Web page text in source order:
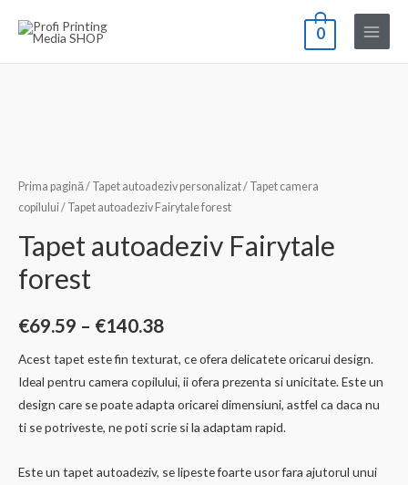
0
Main
Prima pagină/ Tapet autoadeziv personalizat/ Tapet camera
copilului/ Tapet autoadeziv Fairytale forest
Tapet autoadeziv Fairytale
forest
€69.59 – €140.38Interval
de
prețuri:
€69.59
până
Acest tapet este fin texturat, ce ofera delicatete oricarui design.
Ideal pentru camera copilului, ii ofera prezenta si unicitate. Este un
design care se poate adapta oricarei dimensiuni, astfel ca daca nu
ti se potriveste, ne poti scrie si la adaptam rapid.
Este un tapet autoadeziv, se lipeste foarte usor fara ajutorul unui